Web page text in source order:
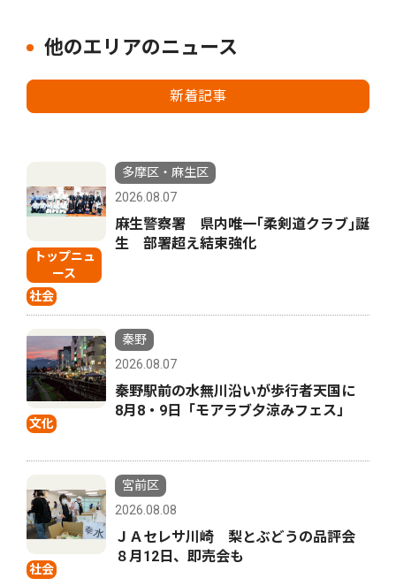
他のエリアのニュース
新着記事
トップニュ
ース
社会
多摩区・麻生区
2026.08.07
麻生警察署 県内唯一｢柔剣道クラブ｣誕
生 部署超え結束強化
文化
秦野
2026.08.07
秦野駅前の水無川沿いが歩行者天国に
8月8・9日「モアラブ夕涼みフェス」
社会
宮前区
2026.08.08
ＪＡセレサ川崎 梨とぶどうの品評会
８月12日、即売会も